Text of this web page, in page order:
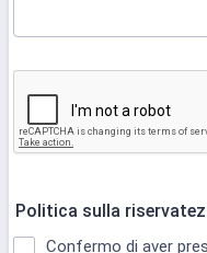
Politica sulla
Confermo di aver